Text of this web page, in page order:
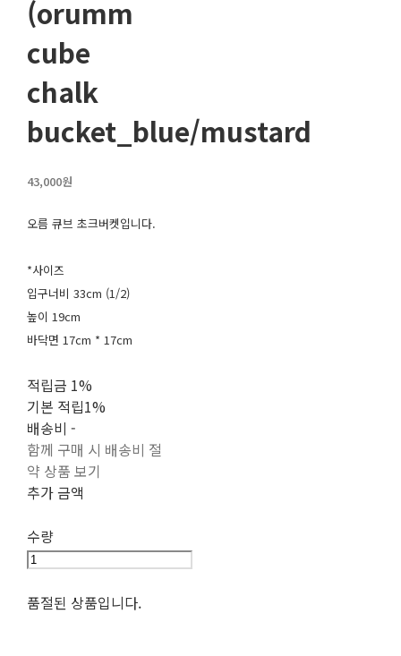
(orumm
cube
chalk
bucket_blue/mustard
43,000원
오름 큐브 초크버켓입니다.
*사이즈
입구너비 33cm (1/2)
높이 19cm
바닥면 17cm * 17cm
적립금 1%
기본 적립1%
배송비 -
함께 구매 시 배송비 절
약 상품 보기
추가 금액
수량
품절된 상품입니다.